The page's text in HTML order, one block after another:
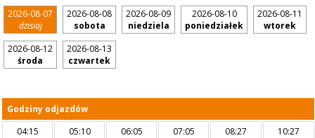
2026-08-07
dzisiaj
2026-08-08
sobota
2026-08-09
niedziela
2026-08-10
poniedziałek
2026-08-11
wtorek
2026-08-12
środa
2026-08-13
czwartek
Godziny odjazdów
04:15
05:10 06:05 07:05 08:27
10:27